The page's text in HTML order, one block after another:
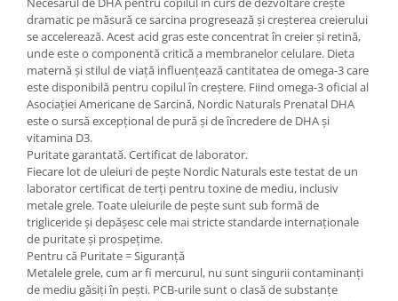
dramatic pe măsură ce sarcina progresează și creșterea creierului
se accelerează. Acest acid gras este concentrat în creier și retină,
unde este o componentă critică a membranelor celulare. Dieta
maternă și stilul de viață influențează cantitatea de omega-3 care
este disponibilă pentru copilul în creștere. Fiind omega-3 oficial al
Asociației Americane de Sarcină, Nordic Naturals Prenatal DHA
este o sursă excepțional de pură și de încredere de DHA și
vitamina D3.
Puritate garantată. Certificat de laborator.
Fiecare lot de uleiuri de pește Nordic Naturals este testat de un
laborator certificat de terți pentru toxine de mediu, inclusiv
metale grele. Toate uleiurile de pește sunt sub formă de
trigliceride și depășesc cele mai stricte standarde internaționale
de puritate și prospețime.
Pentru că Puritate = Siguranță
Metalele grele, cum ar fi mercurul, nu sunt singurii contaminanți
de mediu găsiți în pești. PCB-urile sunt o clasă de substanțe